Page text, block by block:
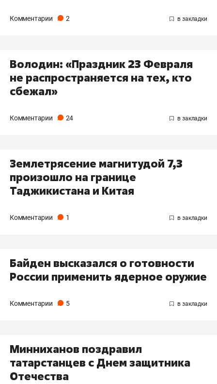
Комментарии 2
Володин: «Праздник 23 Февраля
не распространяется на тех, кто
сбежал»
Комментарии 24
Землетрясение магнитудой 7,3
произошло на границе
Таджикистана и Китая
Комментарии 1
Байден высказался о готовности
России применить ядерное оружие
Комментарии 5
Минниханов поздравил
татарстанцев с Днем защитника
Отечества